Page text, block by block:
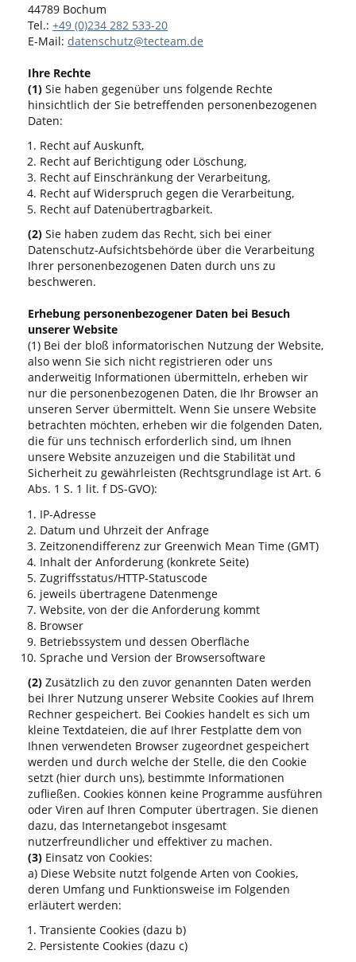
44789 Bochum
Tel.: +49 (0)234 282 533-20
E-Mail: datenschutz@tecteam.de
Ihre Rechte
(1) Sie haben gegenüber uns folgende Rechte
hinsichtlich der Sie betreffenden personenbezogenen
Daten:
Recht auf Auskunft,
Recht auf Berichtigung oder Löschung,
Recht auf Einschränkung der Verarbeitung,
Recht auf Widerspruch gegen die Verarbeitung,
Recht auf Datenübertragbarkeit.
(2) Sie haben zudem das Recht, sich bei einer
Datenschutz-Aufsichtsbehörde über die Verarbeitung
Ihrer personenbezogenen Daten durch uns zu
beschweren.
Erhebung personenbezogener Daten bei Besuch
unserer Website
(1) Bei der bloß informatorischen Nutzung der Website,
also wenn Sie sich nicht registrieren oder uns
anderweitig Informationen übermitteln, erheben wir
nur die personenbezogenen Daten, die Ihr Browser an
unseren Server übermittelt. Wenn Sie unsere Website
betrachten möchten, erheben wir die folgenden Daten,
die für uns technisch erforderlich sind, um Ihnen
unsere Website anzuzeigen und die Stabilität und
Sicherheit zu gewährleisten (Rechtsgrundlage ist Art. 6
Abs. 1 S. 1 lit. f DS-GVO):
IP-Adresse
Datum und Uhrzeit der Anfrage
Zeitzonendifferenz zur Greenwich Mean Time (GMT)
Inhalt der Anforderung (konkrete Seite)
Zugriffsstatus/HTTP-Statuscode
jeweils übertragene Datenmenge
Website, von der die Anforderung kommt
Browser
Betriebssystem und dessen Oberfläche
Sprache und Version der Browsersoftware
(2) Zusätzlich zu den zuvor genannten Daten werden
bei Ihrer Nutzung unserer Website Cookies auf Ihrem
Rechner gespeichert. Bei Cookies handelt es sich um
kleine Textdateien, die auf Ihrer Festplatte dem von
Ihnen verwendeten Browser zugeordnet gespeichert
werden und durch welche der Stelle, die den Cookie
setzt (hier durch uns), bestimmte Informationen
zufließen. Cookies können keine Programme ausführen
oder Viren auf Ihren Computer übertragen. Sie dienen
dazu, das Internetangebot insgesamt
nutzerfreundlicher und effektiver zu machen.
(3) Einsatz von Cookies:
a) Diese Website nutzt folgende Arten von Cookies,
deren Umfang und Funktionsweise im Folgenden
erläutert werden:
Transiente Cookies (dazu b)
Persistente Cookies (dazu c)